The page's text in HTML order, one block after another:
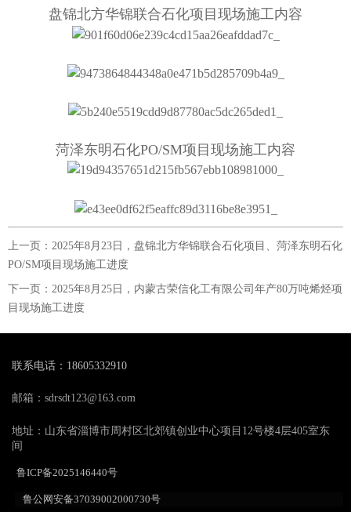
盘锦北方华锦联合石化项目现场施工内容
菏泽东明石化PO/SM项目现场施工内容
上一页： 2025年8月23日，盘锦北方华锦联合石化项目、菏泽东明石化
PO/SM项目现场施工进度
下一页： 2025年8月25日，内蒙古荣信化工有限公司年产80万吨烯烃项
目现场施工进度
联系电话：18605332910
邮箱：sdrsdt123@163.com
地址：山东省淄博市周村区北郊镇创业中心项目12号楼4层405室东
间
鲁ICP备2025146440号
鲁公网安备37039002000730号